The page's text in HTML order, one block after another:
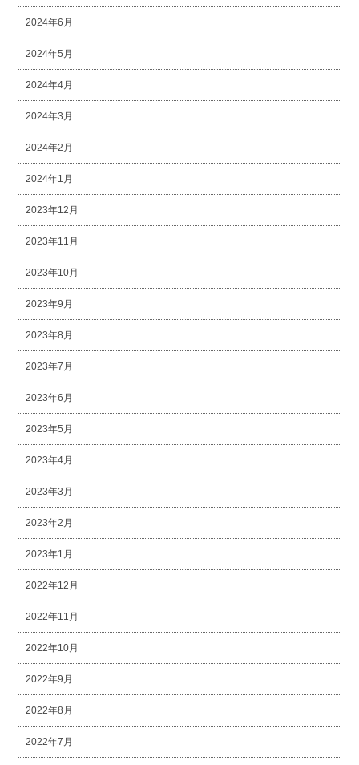
2024年6月
2024年5月
2024年4月
2024年3月
2024年2月
2024年1月
2023年12月
2023年11月
2023年10月
2023年9月
2023年8月
2023年7月
2023年6月
2023年5月
2023年4月
2023年3月
2023年2月
2023年1月
2022年12月
2022年11月
2022年10月
2022年9月
2022年8月
2022年7月